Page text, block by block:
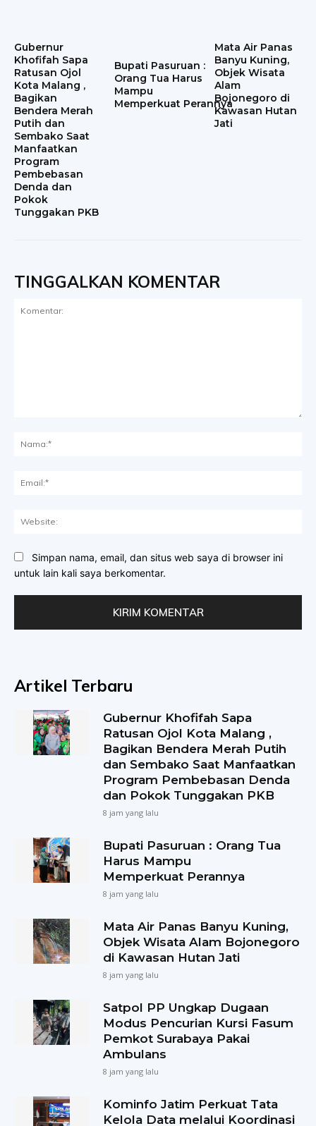
Gubernur
Khofifah Sapa
Ratusan Ojol
Kota Malang ,
Bagikan
Bendera Merah
Putih dan
Sembako Saat
Manfaatkan
Program
Pembebasan
Denda dan
Pokok
Tunggakan PKB
Bupati Pasuruan :
Orang Tua Harus
Mampu
Memperkuat Perannya
Mata Air Panas
Banyu Kuning,
Objek Wisata
Alam
Bojonegoro di
Kawasan Hutan
Jati
TINGGALKAN KOMENTAR
Simpan nama, email, dan situs web saya di browser ini
untuk lain kali saya berkomentar.
Artikel Terbaru
Gubernur Khofifah Sapa
Ratusan Ojol Kota Malang ,
Bagikan Bendera Merah Putih
dan Sembako Saat Manfaatkan
Program Pembebasan Denda
dan Pokok Tunggakan PKB
8 jam yang lalu
Bupati Pasuruan : Orang Tua
Harus Mampu
Memperkuat Perannya
8 jam yang lalu
Mata Air Panas Banyu Kuning,
Objek Wisata Alam Bojonegoro
di Kawasan Hutan Jati
8 jam yang lalu
Satpol PP Ungkap Dugaan
Modus Pencurian Kursi Fasum
Pemkot Surabaya Pakai
Ambulans
8 jam yang lalu
Kominfo Jatim Perkuat Tata
Kelola Data melalui Koordinasi